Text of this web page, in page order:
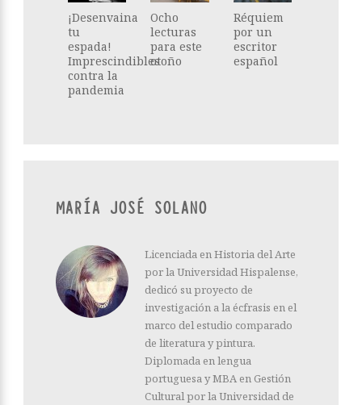
¡Desenvaina
tu
espada!
Imprescindibles
contra la
pandemia
Ocho
lecturas
para este
otoño
Réquiem
por un
escritor
español
MARÍA JOSÉ SOLANO
Licenciada en Historia del Arte
por la Universidad Hispalense,
dedicó su proyecto de
investigación a la écfrasis en el
marco del estudio comparado
de literatura y pintura.
Diplomada en lengua
portuguesa y MBA en Gestión
Cultural por la Universidad de